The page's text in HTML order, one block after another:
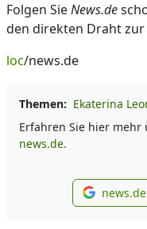
Folgen SieNews.de
den direkten Draht zur
loc/news.de
Themen: Ekaterina
Erfahren Sie hier mehr
news.de.